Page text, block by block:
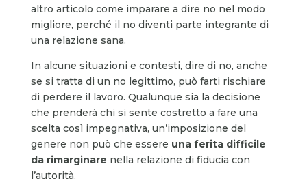
altro articolo come imparare a dire no nel modo
migliore, perché il no diventi parte integrante di
una relazione sana.
In alcune situazioni e contesti, dire di no, anche
se si tratta di un no legittimo, può farti rischiare
di perdere il lavoro. Qualunque sia la decisione
che prenderà chi si sente costretto a fare una
scelta così impegnativa, un’imposizione del
genere non può che essere una ferita difficile
da rimarginare nella relazione di fiducia con
l’autorità.